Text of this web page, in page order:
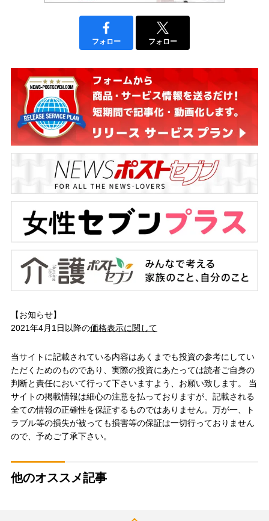
フォロー フォロー
【お知らせ】
2021年4月1日以降の価格表示に関して
当サイトに記載されている内容はあくまでも投資の参考にしてい
ただくためのものであり、実際の投資にあたっては読者ご自身の
判断と責任において行って下さいますよう、お願い致します。 当
サイトの掲載情報は細心の注意を払っておりますが、記載される
全ての情報の正確性を保証するものではありません。万が一、ト
ラブル等の損失が被っても損害等の保証は一切行っておりません
ので、予めご了承下さい。
他のオススメ記事